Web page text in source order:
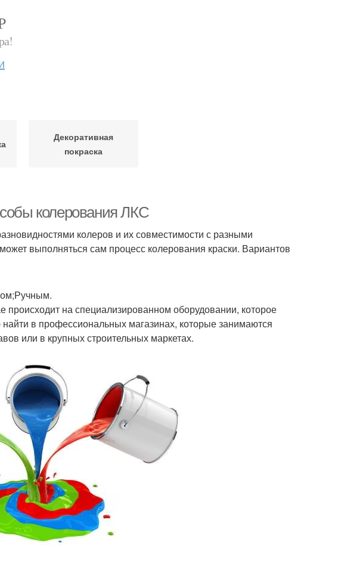
Декоративная
покраска
колерования ЛКС
колеров и их совместимости с разными
выполняться сам процесс колерования краски. Вариантов
происходит на специализированном оборудовании, которое
в профессиональных магазинах, которые занимаются
или в крупных строительных маркетах.